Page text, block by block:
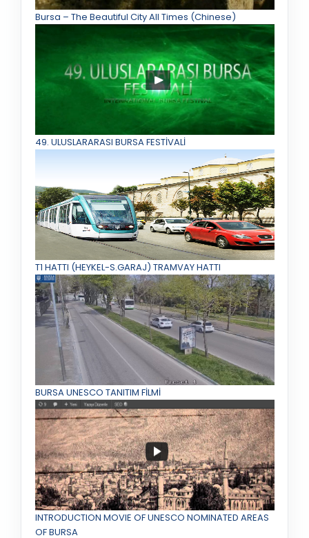
Bursa – The Beautiful City All Times (Chinese)
49. ULUSLARARASI BURSA FESTİVALİ
T1 HATTI (HEYKEL-S.GARAJ) TRAMVAY HATTI
BURSA UNESCO TANITIM FİLMİ
INTRODUCTION MOVIE OF UNESCO NOMINATED AREAS
OF BURSA